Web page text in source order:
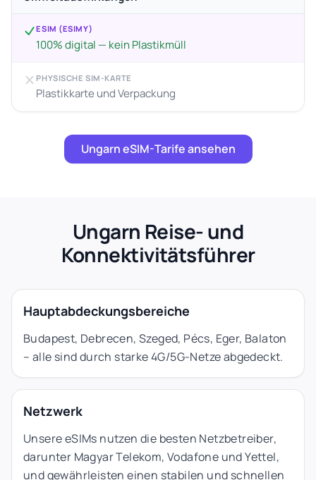
ESIM (ESIMY)
100% digital — kein Plastikmüll
PHYSISCHE SIM-KARTE
Plastikkarte und Verpackung
Ungarn eSIM-Tarife ansehen
Ungarn Reise- und
Konnektivitätsführer
Hauptabdeckungsbereiche
Budapest, Debrecen, Szeged, Pécs, Eger, Balaton
– alle sind durch starke 4G/5G-Netze abgedeckt.
Netzwerk
Unsere eSIMs nutzen die besten Netzbetreiber,
darunter Magyar Telekom, Vodafone und Yettel,
und gewährleisten einen stabilen und schnellen